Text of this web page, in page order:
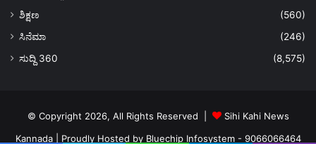
ಶಿಕ್ಷಣ
(560)
ಸಿನೆಮಾ
(246)
ಸುದ್ದಿ 360
(8,575)
© Copyright 2026, All Rights Reserved |
Sihi Kahi News
Kannada| Proudly Hosted by Bluechip Infosystem - 9066066464